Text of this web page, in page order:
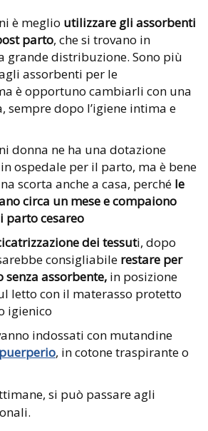
è meglio utilizzare gli assorbenti
parto, che si trovano in
grande distribuzione. Sono più
assorbenti per le
è opportuno cambiarli con una
sempre dopo l’igiene intima e
donna ne ha una dotazione
ospedale per il parto, ma è bene
scorta anche a casa, perché le
circa un mese e compaiono
parto cesareo
dei tessuti, dopo
consigliabile restare per
assorbente, in posizione
letto con il materasso protetto
igienico
indossati con mutandine
puerperio, in cotone traspirante o
si può passare agli